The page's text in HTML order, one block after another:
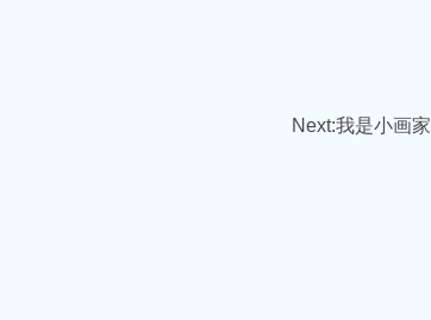
Next:我是小画家